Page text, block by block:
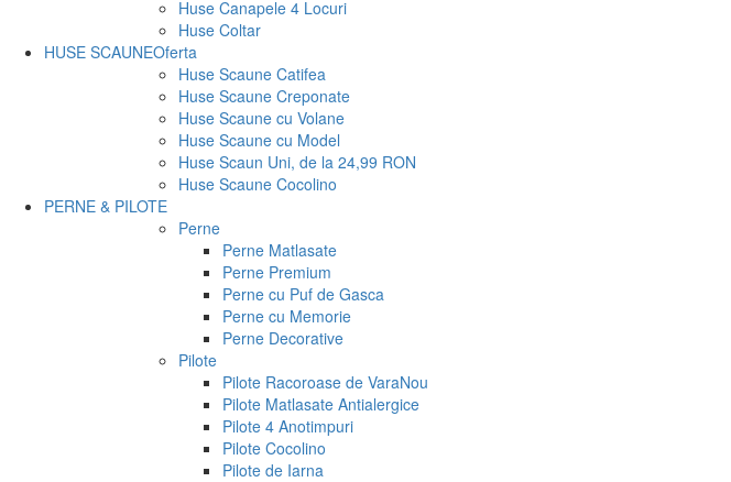
Huse Canapele 4 Locuri
Huse Coltar
HUSE SCAUNEOferta
Huse Scaune Catifea
Huse Scaune Creponate
Huse Scaune cu Volane
Huse Scaune cu Model
Huse Scaun Uni, de la 24,99 RON
Huse Scaune Cocolino
PERNE & PILOTE
Perne
Perne Matlasate
Perne Premium
Perne cu Puf de Gasca
Perne cu Memorie
Perne Decorative
Pilote
Pilote Racoroase de VaraNou
Pilote Matlasate Antialergice
Pilote 4 Anotimpuri
Pilote Cocolino
Pilote de Iarna